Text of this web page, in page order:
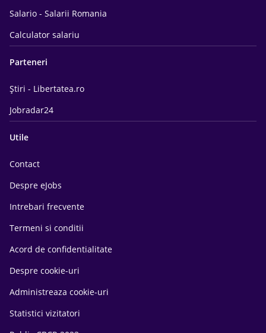
Salario - Salarii Romania
Calculator salariu
Parteneri
Știri - Libertatea.ro
Jobradar24
Utile
Contact
Despre eJobs
Intrebari frecvente
Termeni si conditii
Acord de confidentialitate
Despre cookie-uri
Administreaza cookie-uri
Statistici vizitatori